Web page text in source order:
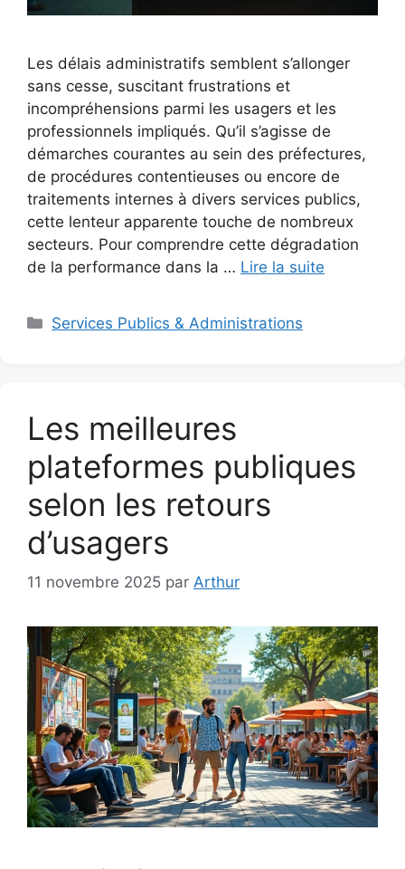
Les délais administratifs semblent s’allonger
sans cesse, suscitant frustrations et
incompréhensions parmi les usagers et les
professionnels impliqués. Qu’il s’agisse de
démarches courantes au sein des préfectures,
de procédures contentieuses ou encore de
traitements internes à divers services publics,
cette lenteur apparente touche de nombreux
secteurs. Pour comprendre cette dégradation
de la performance dans la … Lire la suite
Catégories
Services Publics & Administrations
Les meilleures
plateformes publiques
selon les retours
d’usagers
11 novembre 2025 par Arthur